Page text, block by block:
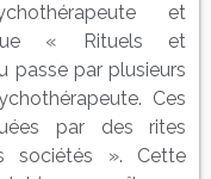
et
« Rituels et
passe par plusieurs
Ces
par des rites
sociétés ». Cette